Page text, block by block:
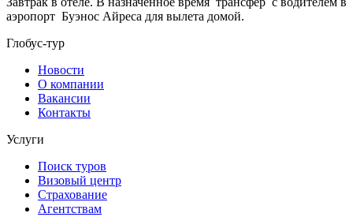
аэропорт Буэнос Айреса для вылета домой.
Глобус-тур
Новости
О компании
Вакансии
Контакты
Услуги
Поиск туров
Визовый центр
Страхование
Агентствам